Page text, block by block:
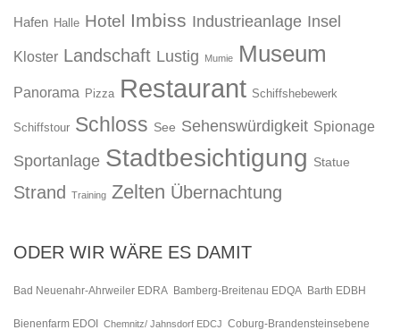
Hafen Halle Hotel Imbiss Industrieanlage Insel
Kloster Landschaft Lustig Mumie Museum
Panorama Pizza Restaurant Schiffshebewerk
Schiffstour Schloss See Sehenswürdigkeit Spionage
Sportanlage Stadtbesichtigung Statue
Strand Training Zelten Übernachtung
ODER WIR WÄRE ES DAMIT
Bad Neuenahr-Ahrweiler EDRA Bamberg-Breitenau EDQA Barth EDBH
Bienenfarm EDOI Chemnitz/ Jahnsdorf EDCJ Coburg-Brandensteinsebene